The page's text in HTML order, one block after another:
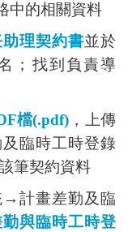
中的相關資料
理契約書並於
； 找到負責導
檔(.pdf) ，上傳
臨時工時登錄
筆契約資料
→計畫差勤及臨
與臨時工時登